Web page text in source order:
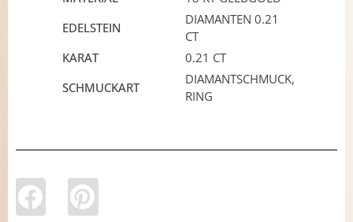
EDELSTEIN
DIAMANTEN 0.21
CT
KARAT
0.21 CT
SCHMUCKART
DIAMANTSCHMUCK,
RING